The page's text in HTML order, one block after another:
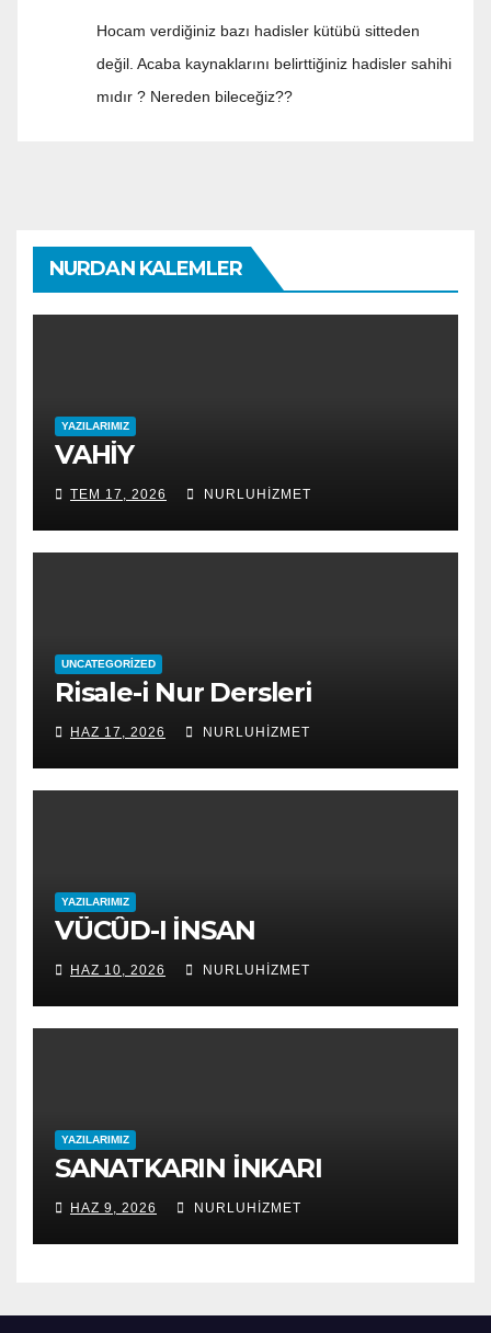
Hocam verdiğiniz bazı hadisler kütübü sitteden
değil. Acaba kaynaklarını belirttiğiniz hadisler sahihi
mıdır ? Nereden bileceğiz??
NURDAN KALEMLER
YAZILARIMIZ
VAHİY
TEM 17, 2026 NURLUHIZMET
UNCATEGORIZED
Risale-i Nur Dersleri
HAZ 17, 2026 NURLUHIZMET
YAZILARIMIZ
VÜCÛD-I İNSAN
HAZ 10, 2026 NURLUHIZMET
YAZILARIMIZ
SANATKARIN İNKARI
HAZ 9, 2026 NURLUHIZMET